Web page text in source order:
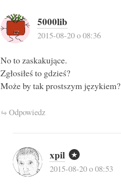
5000lib
2015-08-20 o 08:36
No to zaskakujące.
Zgłosiłeś to gdzieś?
Może by tak prostszym językiem?
Odpowiedz
xpil
2015-08-20 o 08:53